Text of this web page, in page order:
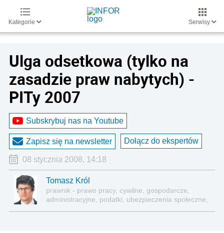
Kategorie Serwisy
Ulga odsetkowa (tylko na
zasadzie praw nabytych) -
PITy 2007
Subskrybuj nas na Youtube
Zapisz się na newsletter Dołącz do ekspertów
08 stycznia 2008, 14:18
Tomasz Król
prawnik - prawo pracy, cywilne, gospodarcze,
administracyjne, podatki, ubezpieczenia społeczne,